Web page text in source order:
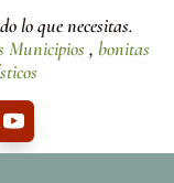
lo que necesitas.
Municipios, bonitas